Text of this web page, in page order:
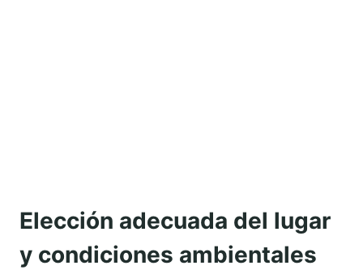
Elección adecuada del lugar
y condiciones ambientales